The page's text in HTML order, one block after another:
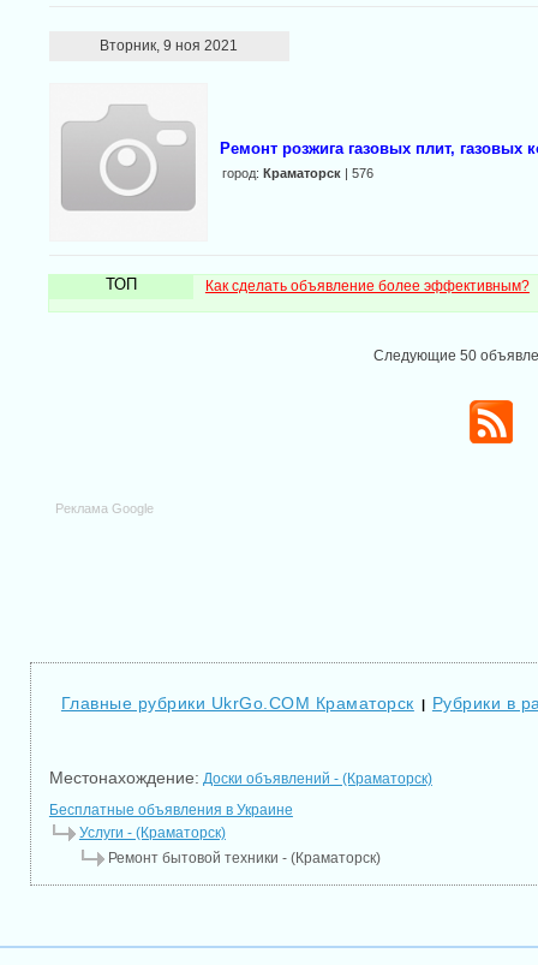
Вторник, 9 ноя 2021
Ремонт розжига газовых плит, газовых
город: Краматорск| 576
ТОП Как сделать объявление более эффективным?
Следующие 50
Реклама Google
Главные рубрики UkrGo.COM Краматорск | Рубрики в
Местонахождение: Доски объявлений - (Краматорск)
Бесплатные объявления в Украине
Услуги - (Краматорск)
Ремонт бытовой техники - (Краматорск)